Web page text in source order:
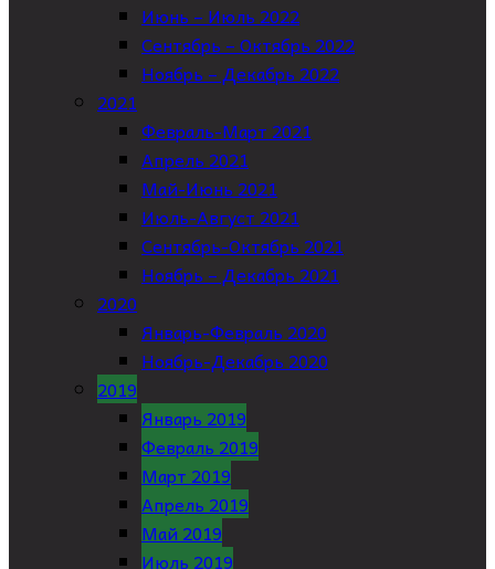
Июнь – Июль 2022
Сентябрь – Октябрь 2022
Ноябрь – Декабрь 2022
2021
Февраль-Март 2021
Апрель 2021
Май-Июнь 2021
Июль-Август 2021
Сентябрь-Октябрь 2021
Ноябрь – Декабрь 2021
2020
Январь-Февраль 2020
Ноябрь-Декабрь 2020
2019
Январь 2019
Февраль 2019
Март 2019
Апрель 2019
Май 2019
Июль 2019